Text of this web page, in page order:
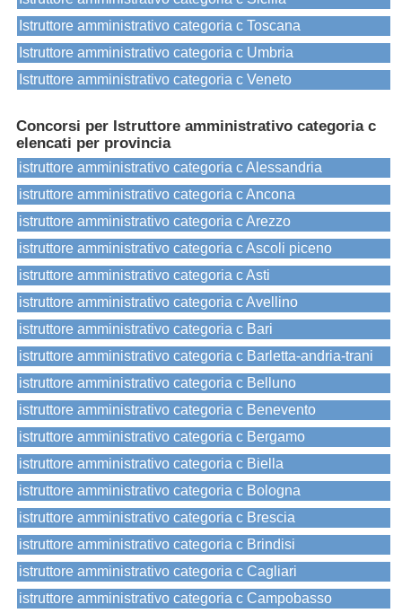
Istruttore amministrativo categoria c Toscana
Istruttore amministrativo categoria c Umbria
Istruttore amministrativo categoria c Veneto
Concorsi per Istruttore amministrativo categoria c
elencati per provincia
istruttore amministrativo categoria c Alessandria
istruttore amministrativo categoria c Ancona
istruttore amministrativo categoria c Arezzo
istruttore amministrativo categoria c Ascoli piceno
istruttore amministrativo categoria c Asti
istruttore amministrativo categoria c Avellino
istruttore amministrativo categoria c Bari
istruttore amministrativo categoria c Barletta-andria-trani
istruttore amministrativo categoria c Belluno
istruttore amministrativo categoria c Benevento
istruttore amministrativo categoria c Bergamo
istruttore amministrativo categoria c Biella
istruttore amministrativo categoria c Bologna
istruttore amministrativo categoria c Brescia
istruttore amministrativo categoria c Brindisi
istruttore amministrativo categoria c Cagliari
istruttore amministrativo categoria c Campobasso